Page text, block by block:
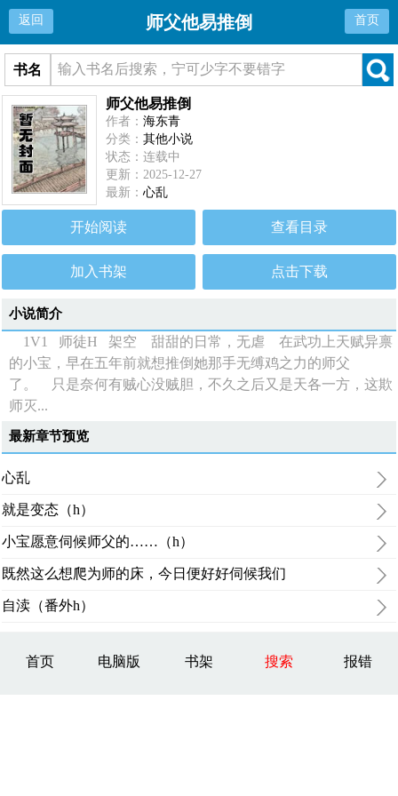
返回 师父他易推倒 首页
书名
师父他易推倒
作者：海东青
分类：其他小说
状态：连载中
更新：2025-12-27
最新：心乱
开始阅读 查看目录
加入书架 点击下载
小说简介
1V1 师徒H 架空 甜甜的日常，无虐 在武功上天赋异禀
的小宝，早在五年前就想推倒她那手无缚鸡之力的师父
了。 只是奈何有贼心没贼胆，不久之后又是天各一方，这欺
师灭...
最新章节预览
心乱
就是变态（h）
小宝愿意伺候师父的……（h）
既然这么想爬为师的床，今日便好好伺候我们
自渎（番外h）
首页 电脑版 书架 搜索 报错